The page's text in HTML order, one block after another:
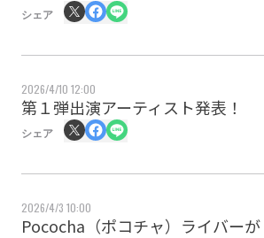
シェア
2026/4/10 12:00
第１弾出演アーティスト発表！
シェア
2026/4/3 10:00
Pococha（ポコチャ）ライバーが